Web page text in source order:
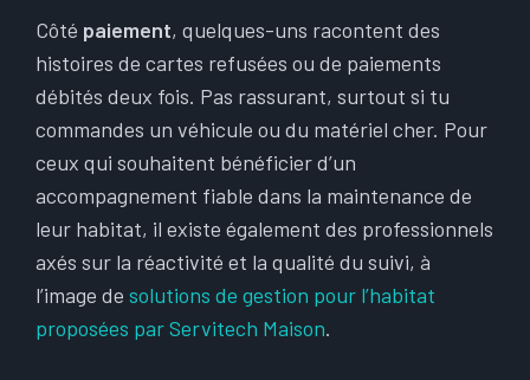
Côté paiement, quelques-uns racontent des
histoires de cartes refusées ou de paiements
débités deux fois. Pas rassurant, surtout si tu
commandes un véhicule ou du matériel cher. Pour
ceux qui souhaitent bénéficier d’un
accompagnement fiable dans la maintenance de
leur habitat, il existe également des professionnels
axés sur la réactivité et la qualité du suivi, à
l’image de solutions de gestion pour l’habitat
proposées par Servitech Maison.